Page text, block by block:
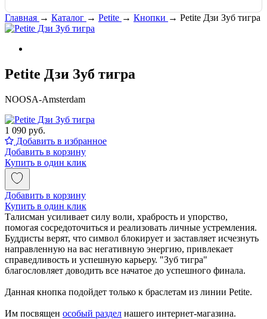
Главная → Каталог → Petite → Кнопки → Petite Дзи Зуб тигра
Petite Дзи Зуб тигра
NOOSA-Amsterdam
1 090 руб.
Добавить в избранное
Добавить в корзину
Купить в один клик
Добавить в корзину
Купить в один клик
Талисман усиливает силу воли, храбрость и упорство,
помогая сосредоточиться и реализовать личные устремления.
Буддисты верят, что символ блокирует и заставляет исчезнуть
направленную на вас негативную энергию, привлекает
справедливость и успешную карьеру. "Зуб тигра"
благословляет доводить все начатое до успешного финала.
Данная кнопка подойдет только к браслетам из линии Petite.
Им посвящен особый раздел нашего интернет-магазина.